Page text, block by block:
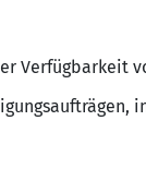
Verfügbarkeit